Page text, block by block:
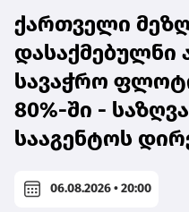
ქართველი
სავაჭრო
80%-ში -
სააგენტოს
06.08.2026 • 20:00